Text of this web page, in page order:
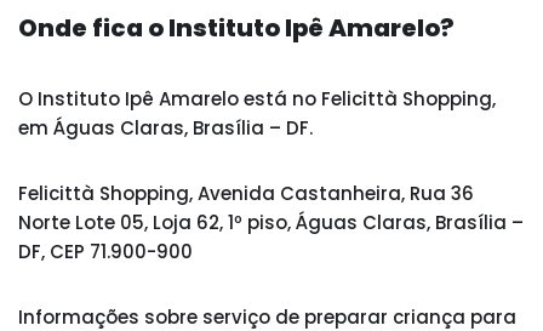
Onde fica o Instituto Ipê Amarelo?
O Instituto Ipê Amarelo está no Felicittà Shopping,
em Águas Claras, Brasília – DF.
Felicittà Shopping, Avenida Castanheira, Rua 36
Norte Lote 05, Loja 62, 1º piso, Águas Claras, Brasília –
DF, CEP 71.900-900
Informações sobre serviço de preparar criança para